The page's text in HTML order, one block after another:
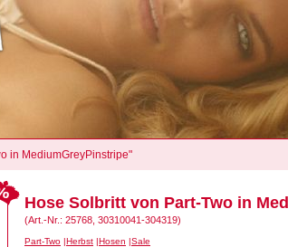
in MediumGreyPinstripe"
Hose Solbritt von Part-Two in
(Art.-Nr.: 25768, 30310041-304319)
Part-Two Herbst Hosen Sale